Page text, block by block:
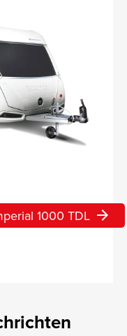
1000 TDL arrow_forward